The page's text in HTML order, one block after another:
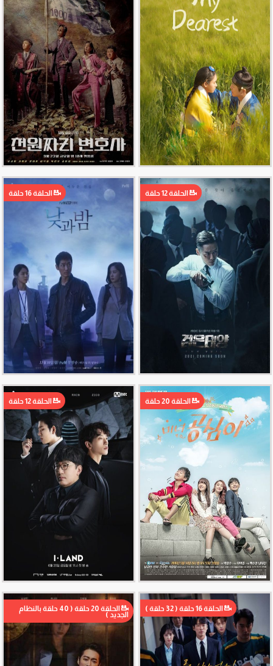
الحلقة 12 حلقة الحلقة 16 حلقة
الحلقة 20 حلقة الحلقة 12 حلقة
الحلقة 16 حلقة ( 32 حلقة ) الحلقة 20 حلقة ( 40 حلقة بالنظام
الجديد )